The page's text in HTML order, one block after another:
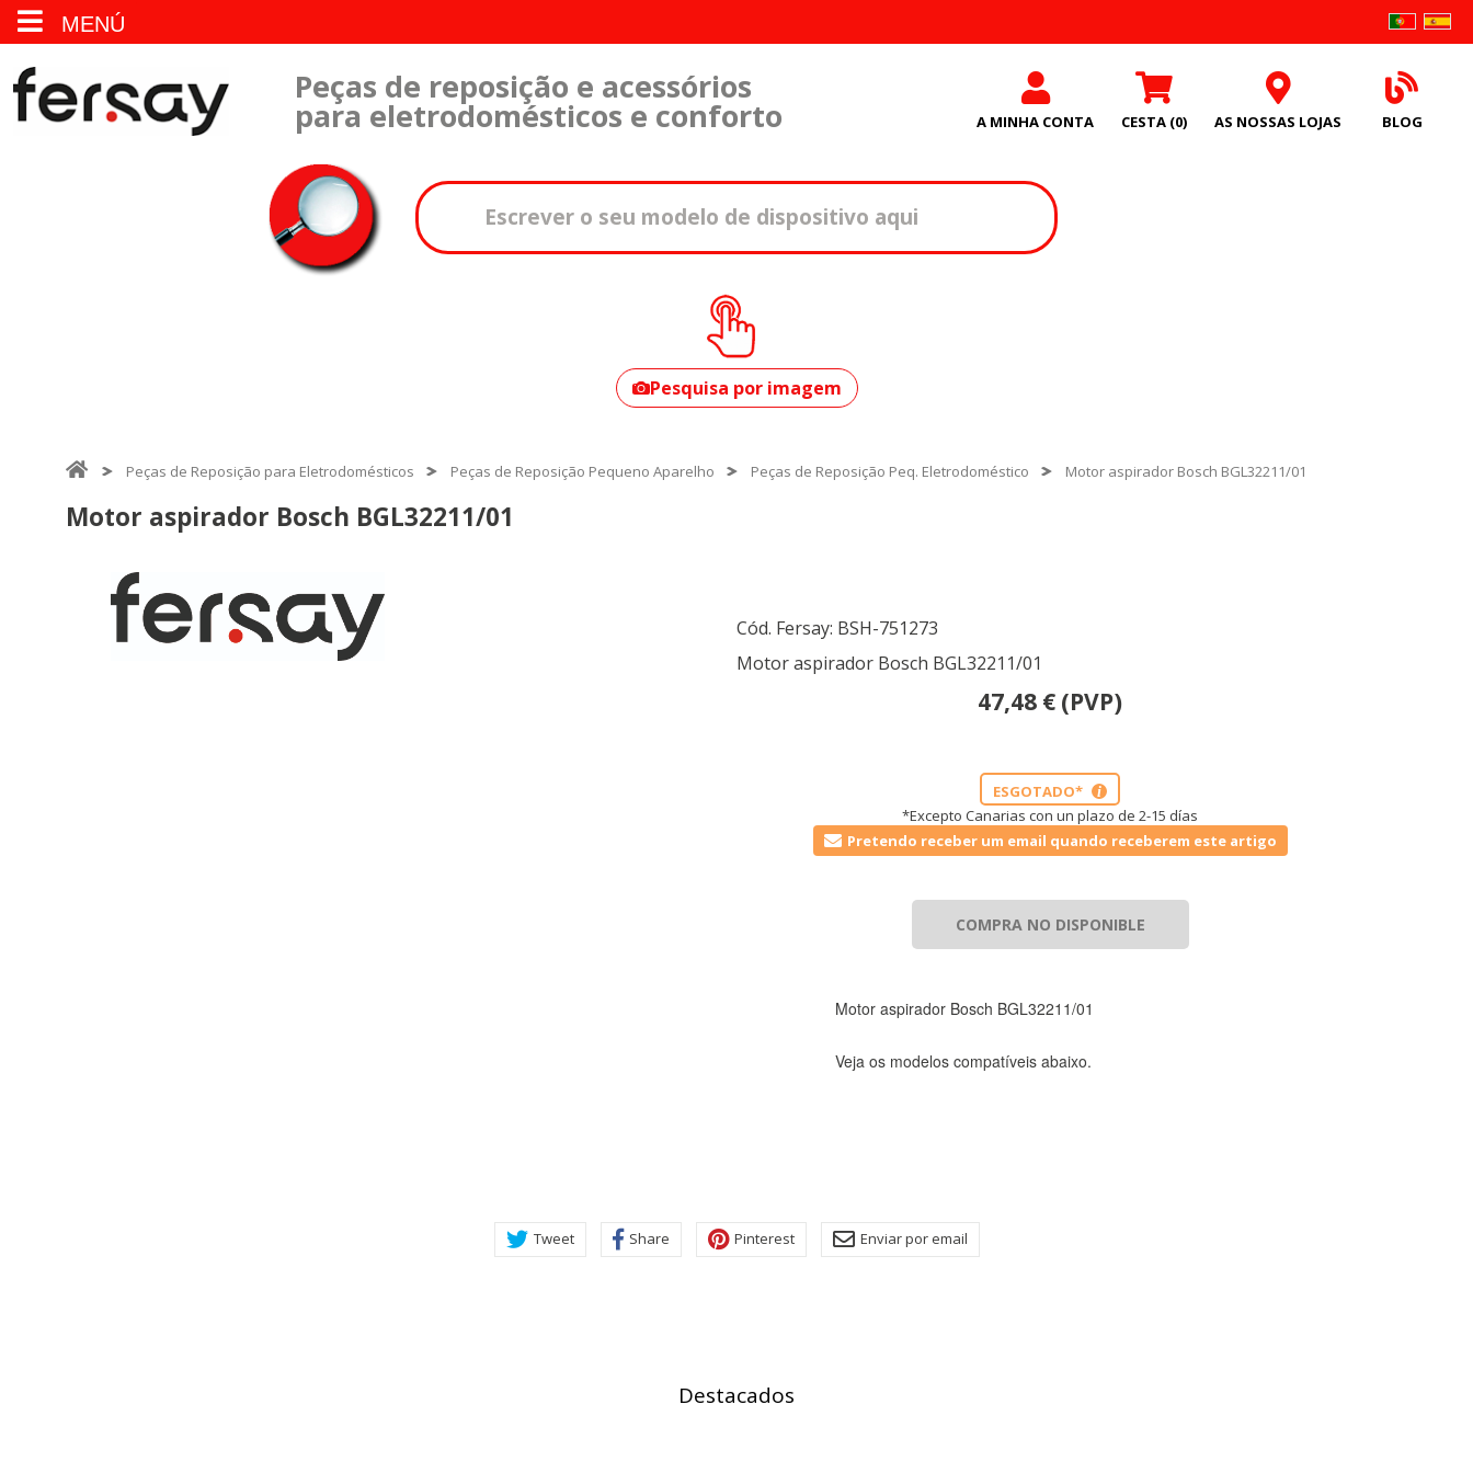
MENÚ
Peças de reposição e acessórios
para eletrodomésticos e conforto A MINHA CONTA CESTA (0) AS NOSSAS LOJAS BLOG
seu modelo?
Pesquisa por imagem
Peças de Reposição para Eletrodomésticos Peças de Reposição Pequeno Aparelho Peças de Reposição Peq. Eletrodoméstico Motor aspirador Bosch BGL32211/01
Motor aspirador Bosch BGL32211/01
Cód. Fersay: BSH-751273
Motor aspirador Bosch BGL32211/01
47,48 € (PVP)
ESGOTADO* i
*Excepto Canarias con un plazo de 2-15 días
Pretendo receber um email quando receberem este artigo
COMPRA NO DISPONIBLE
Motor aspirador Bosch BGL32211/01
Veja os modelos compatíveis abaixo.
Tweet Share Pinterest Enviar por email
Destacados
_utma,_utmb,_utmc,_utmz,_utmt,_utmz,_atuvc,_atuvs, _ga, _gid, _evPromtCookies